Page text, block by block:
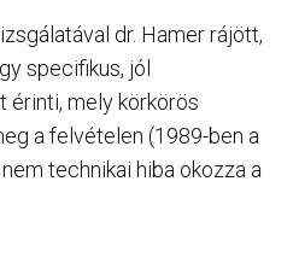
dr. Hamer rájött,
specifikus, jól
mely körkörös
a felvételen (1989-ben a
technikai hiba okozza a